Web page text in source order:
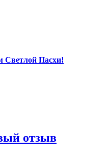
Светлой Пасхи!
отзыв